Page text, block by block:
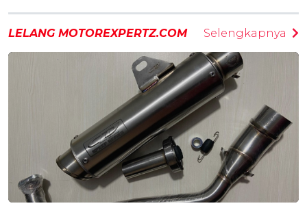
LELANG MOTOREXPERTZ.COM Selengkapnya